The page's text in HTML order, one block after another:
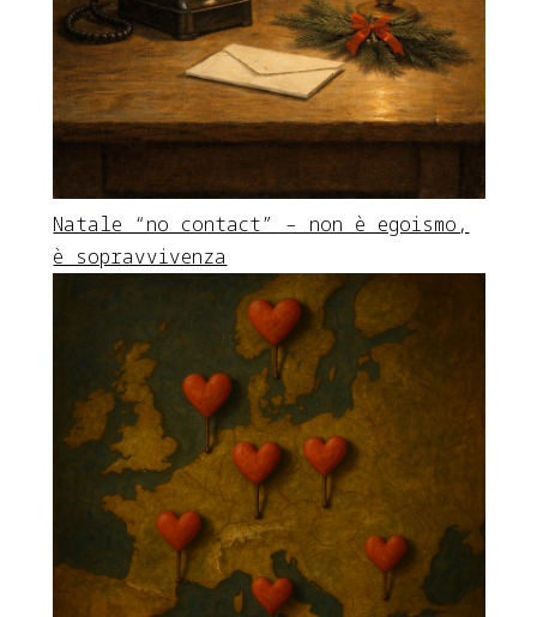
Natale “no contact” – non è egoismo,
è sopravvivenza